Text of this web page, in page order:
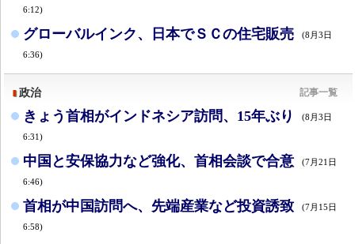
6:12)
グローバルインク、日本でＳＣの住宅販売 (8月3日
6:36)
政治 記事一覧
きょう首相がインドネシア訪問、15年ぶり (8月3日
6:31)
中国と安保協力など強化、首相会談で合意 (7月21日
6:46)
首相が中国訪問へ、先端産業など投資誘致 (7月15日
6:58)